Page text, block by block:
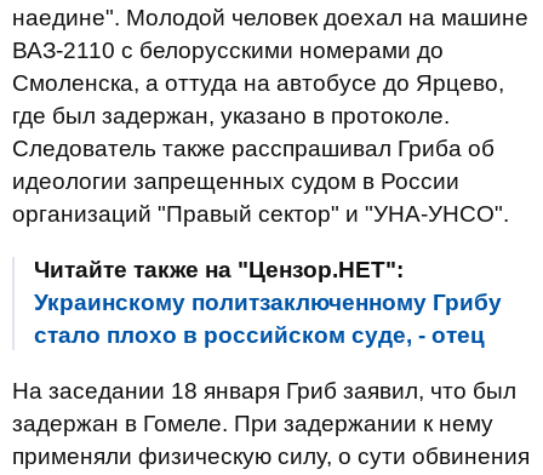
наедине". Молодой человек доехал на машине
ВАЗ-2110 с белорусскими номерами до
Смоленска, а оттуда на автобусе до Ярцево,
где был задержан, указано в протоколе.
Следователь также расспрашивал Гриба об
идеологии запрещенных судом в России
организаций "Правый сектор" и "УНА-УНСО".
Читайте также на "Цензор.НЕТ":
Украинскому политзаключенному Грибу
стало плохо в российском суде, - отец
На заседании 18 января Гриб заявил, что был
задержан в Гомеле. При задержании к нему
применяли физическую силу, о сути обвинения